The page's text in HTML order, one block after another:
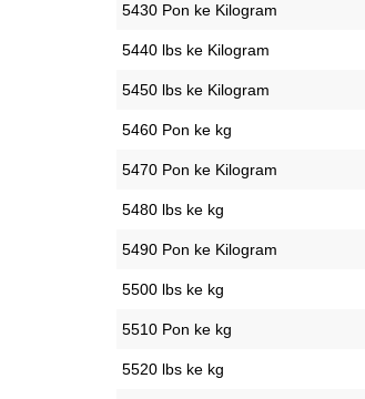
5430 Pon ke Kilogram
5440 lbs ke Kilogram
5450 lbs ke Kilogram
5460 Pon ke kg
5470 Pon ke Kilogram
5480 lbs ke kg
5490 Pon ke Kilogram
5500 lbs ke kg
5510 Pon ke kg
5520 lbs ke kg